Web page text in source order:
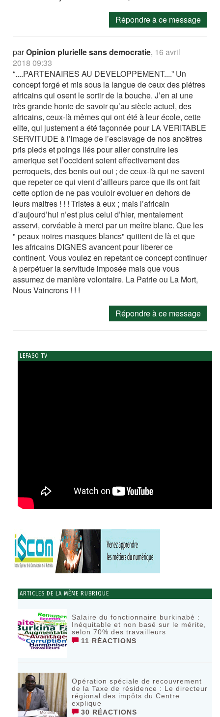
Répondre à ce message
parOpinion plurielle sans democratie, 16 avril
2018 09:33
“....PARTENAIRES AU DEVELOPPEMENT....” Un
concept forgé et mis sous la langue de ceux des piétres
africains qui osent le sortir de la bouche. J’en ai une
très grande honte de savoir qu’au siècle actuel, des
africains, ceux-là mêmes qui ont été à leur école, cette
elite, qui justement a été façonnée pour LA VERITABLE
SERVITUDE à l’image de l’esclavage de nos ancêtres
pris pieds et poings liés pour aller construire les
amerique set l’occident soient effectivement des
perroquets, des benis oui oui ; de ceux-là qui ne savent
que repeter ce qui vient d’ailleurs parce que ils ont fait
cette option de ne pas vouloir evoluer en dehors de
leurs maitres ! ! ! Tristes à eux ; mais l’africain
d’aujourd’hui n’est plus celui d’hier, mentalement
asservi, corvéable à merci par un meître blanc. Que les
" peaux noires masques blancs" quittent de là et que
les africains DIGNES avancent pour liberer ce
continent. Vous voulez en repetant ce concept continuer
à perpétuer la servitude imposée mais que vous
assumez de manière volontaire. La Patrie ou La Mort,
Nous Vaincrons ! ! !
Répondre à ce message
LEFASO TV
ARTICLES DE LA MÊME RUBRIQUE
Salaire du fonctionnaire burkinabè :
Inéquitable et non basé sur le mérite,
selon 70% des travailleurs
11 RÉACTIONS
Opération spéciale de recouvrement
de la Taxe de résidence : Le directeur
régional des impôts du Centre
explique
30 RÉACTIONS